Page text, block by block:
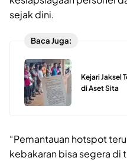
sejak dini.
Baca Juga:
Kejari Jaksel
di Aset Sita
“Pemantauan hotspot
kebakaran bisa segera di